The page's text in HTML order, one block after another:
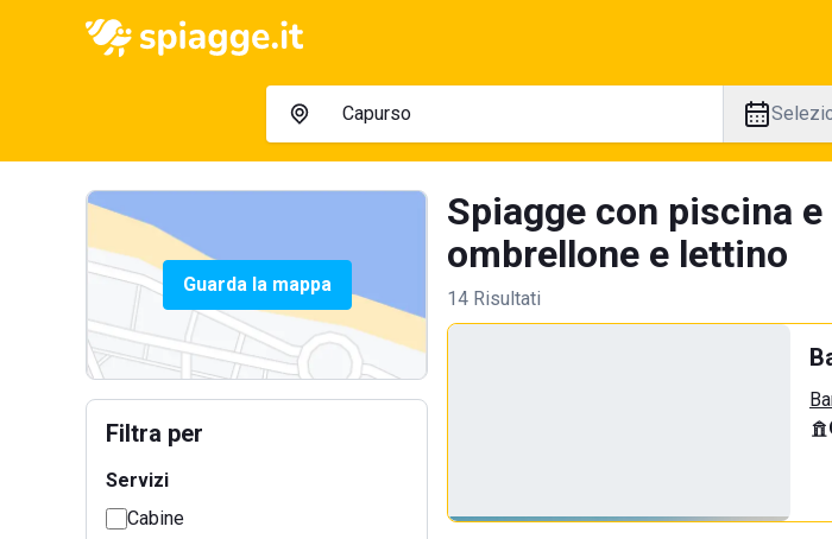
Guarda la mappa
Filtra per
Servizi
Cabine
Spiagge con piscina
ombrellone e lettino
14 Risultati